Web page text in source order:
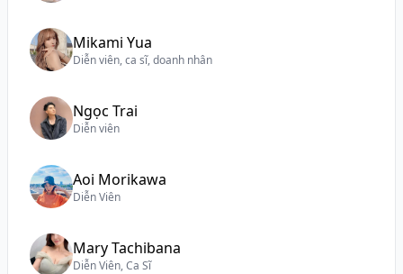
Mikami Yua
Diễn viên, ca sĩ, doanh nhân
Ngọc Trai
Diễn viên
Aoi Morikawa
Diễn Viên
Mary Tachibana
Diễn Viên, Ca Sĩ